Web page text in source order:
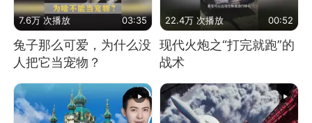
7.6万 次播放 03:35
兔子那么可爱，为什么没
人把它当宠物？
22.4万 次播放 00:52
现代火炮之“打完就跑”的
战术